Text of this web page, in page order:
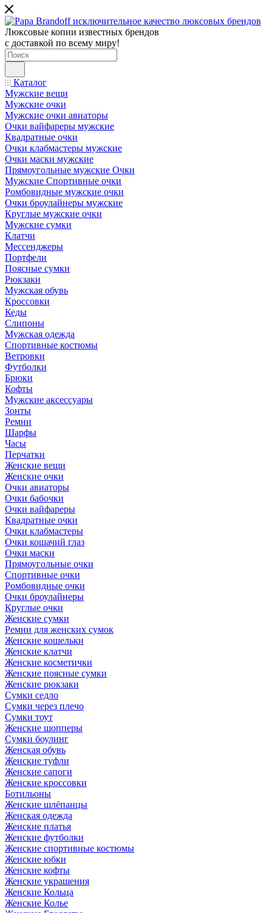
Люксовые копии известных брендов
с доставкой по всему миру!
Каталог
Мужские вещи
Мужские очки
Мужские очки авиаторы
Очки вайфареры мужские
Квадратные очки
Очки клабмастеры мужские
Очки маски мужские
Прямоугольные мужские Очки
Мужские Спортивные очки
Ромбовидные мужские очки
Очки броулайнеры мужские
Круглые мужские очки
Мужские сумки
Клатчи
Мессенджеры
Портфели
Поясные сумки
Рюкзаки
Мужская обувь
Кроссовки
Кеды
Слипоны
Мужская одежда
Спортивные костюмы
Ветровки
Футболки
Брюки
Кофты
Мужские аксессуары
Зонты
Ремни
Шарфы
Часы
Перчатки
Женские вещи
Женские очки
Очки авиаторы
Очки бабочки
Очки вайфареры
Квадратные очки
Очки клабмастеры
Очки кошачий глаз
Очки маски
Прямоугольные очки
Спортивные очки
Ромбовидные очки
Очки броулайнеры
Круглые очки
Женские сумки
Ремни для женских сумок
Женские кошельки
Женские клатчи
Женские косметички
Женские поясные сумки
Женские рюкзаки
Сумки седло
Сумки через плечо
Сумки тоут
Женские шопперы
Сумки боулинг
Женская обувь
Женские туфли
Женские сапоги
Женские кроссовки
Ботильоны
Женские шлёпанцы
Женская одежда
Женские платья
Женские футболки
Женские спортивные костюмы
Женские юбки
Женские кофты
Женские украшения
Женские Кольца
Женские Колье